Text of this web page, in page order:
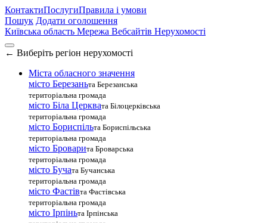
КонтактиПослугиПравила і умови
Пошук Додати оголошення
Київська область Мережа Вебсайтів Нерухомості
← Виберіть регіон нерухомості
Міста обласного значення
місто Березаньта Березанська
територіальна громада
місто Біла Церквата Білоцерківська
територіальна громада
місто Бориспільта Бориспільська
територіальна громада
місто Броварита Броварська
територіальна громада
місто Бучата Бучанська
територіальна громада
місто Фастівта Фастівська
територіальна громада
місто Ірпіньта Ірпінська